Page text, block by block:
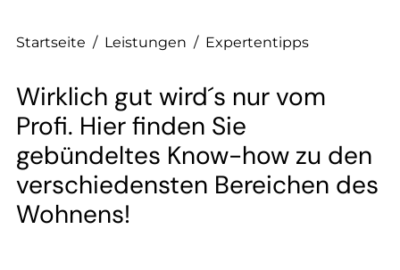
Startseite / Leistungen / Expertentipps
Wirklich gut wird´s nur vom
Profi. Hier finden Sie
gebündeltes Know-how zu den
verschiedensten Bereichen des
Wohnens!